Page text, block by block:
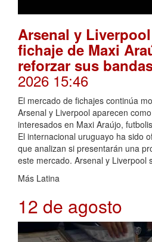
Arsenal y
fichaje de Maxi
reforzar sus
2026 15:46
El mercado de fichajes continúa
Arsenal y Liverpool aparecen
interesados en Maxi Araújo,
El internacional uruguayo ha sido
que analizan si presentarán una
este mercado. Arsenal y Liverpool
Más Latina
12 de agosto